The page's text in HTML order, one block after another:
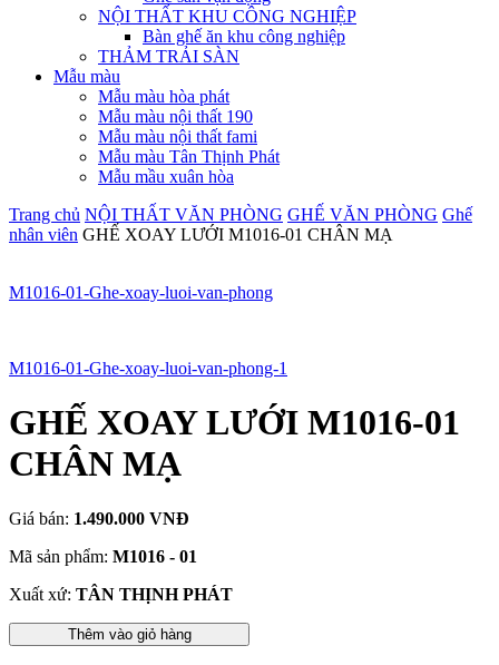
NỘI THẤT KHU CÔNG NGHIỆP
Bàn ghế ăn khu công nghiệp
THẢM TRẢI SÀN
Mẫu màu
Mẫu màu hòa phát
Mẫu màu nội thất 190
Mẫu màu nội thất fami
Mẫu màu Tân Thịnh Phát
Mẫu mầu xuân hòa
Trang chủ NỘI THẤT VĂN PHÒNG GHẾ VĂN PHÒNG Ghế
nhân viên GHẾ XOAY LƯỚI M1016-01 CHÂN MẠ
M1016-01-Ghe-xoay-luoi-van-phong
M1016-01-Ghe-xoay-luoi-van-phong-1
GHẾ XOAY LƯỚI M1016-01
CHÂN MẠ
Giá bán: 1.490.000 VNĐ
Mã sản phẩm: M1016 - 01
Xuất xứ: TÂN THỊNH PHÁT
Thêm vào giỏ hàng